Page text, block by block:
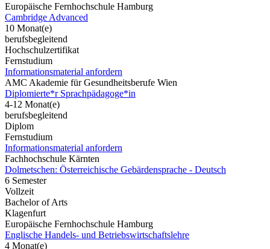
Europäische Fernhochschule Hamburg
Cambridge Advanced
10 Monat(e)
berufsbegleitend
Hochschulzertifikat
Fernstudium
Informationsmaterial anfordern
AMC Akademie für Gesundheitsberufe Wien
Diplomierte*r Sprachpädagoge*in
4-12 Monat(e)
berufsbegleitend
Diplom
Fernstudium
Informationsmaterial anfordern
Fachhochschule Kärnten
Dolmetschen: Österreichische Gebärdensprache - Deutsch
6 Semester
Vollzeit
Bachelor of Arts
Klagenfurt
Europäische Fernhochschule Hamburg
Englische Handels- und Betriebswirtschaftslehre
4 Monat(e)